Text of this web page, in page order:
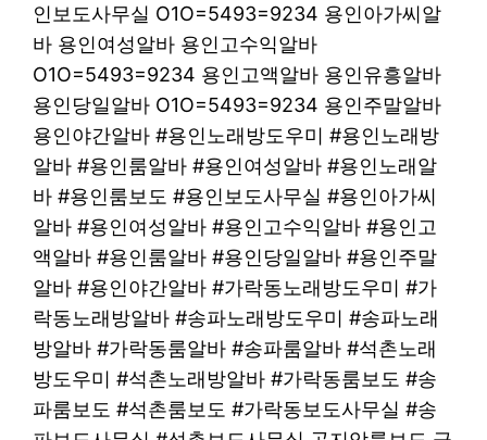
인보도사무실 O1O=5493=9234 용인아가씨알
바 용인여성알바 용인고수익알바
O1O=5493=9234 용인고액알바 용인유흥알바
용인당일알바 O1O=5493=9234 용인주말알바
용인야간알바 #용인노래방도우미 #용인노래방
알바 #용인룸알바 #용인여성알바 #용인노래알
바 #용인룸보도 #용인보도사무실 #용인아가씨
알바 #용인여성알바 #용인고수익알바 #용인고
액알바 #용인룸알바 #용인당일알바 #용인주말
알바 #용인야간알바 #가락동노래방도우미 #가
락동노래방알바 #송파노래방도우미 #송파노래
방알바 #가락동룸알바 #송파룸알바 #석촌노래
방도우미 #석촌노래방알바 #가락동룸보도 #송
파룸보도 #석촌룸보도 #가락동보도사무실 #송